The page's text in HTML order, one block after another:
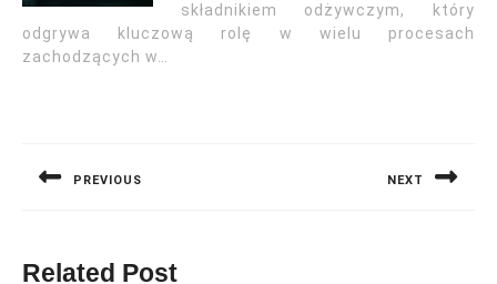
składnikiem odżywczym, który
odgrywa kluczową rolę w wielu procesach
zachodzących w…
PREVIOUS NEXT
Related Post